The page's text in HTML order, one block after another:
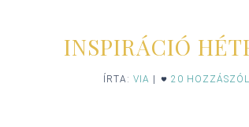
INSPIRÁCIÓ
ÍRTA: VIA 20